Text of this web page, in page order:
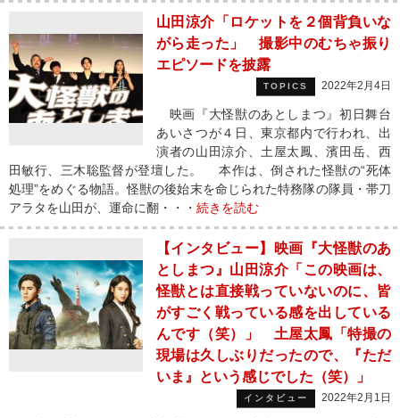
山田涼介「ロケットを２個背負いな
がら走った」 撮影中のむちゃ振り
エピソードを披露
TOPICS 2022年2月4日
映画『大怪獣のあとしまつ』初日舞台
あいさつが４日、東京都内で行われ、出
演者の山田涼介、土屋太鳳、濱田岳、西
田敏行、三木聡監督が登壇した。 本作は、倒された怪獣の“死体
処理”をめぐる物語。怪獣の後始末を命じられた特務隊の隊員・帯刀
アラタを山田が、運命に翻・・・ 続きを読む
【インタビュー】映画『大怪獣のあ
としまつ』山田涼介「この映画は、
怪獣とは直接戦っていないのに、皆
がすごく戦っている感を出している
んです（笑）」 土屋太鳳「特撮の
現場は久しぶりだったので、『ただ
いま』という感じでした（笑）」
インタビュー 2022年2月1日